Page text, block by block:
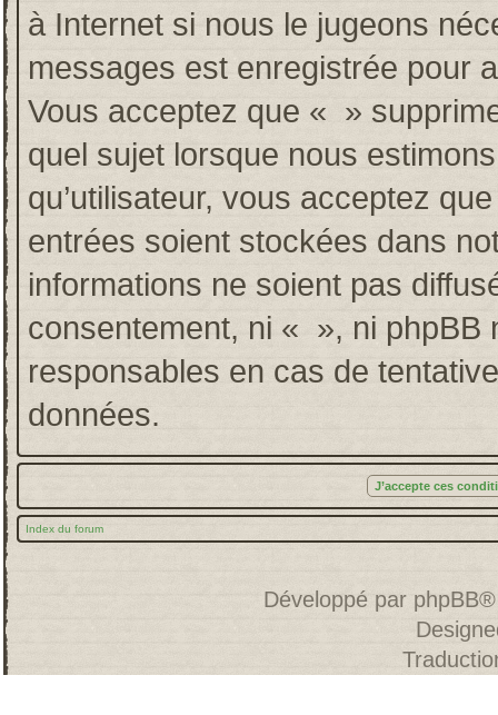
à Internet si nous le jugeons
messages est enregistrée pour
Vous acceptez que « »
quel sujet lorsque nous
qu’utilisateur, vous acceptez
entrées soient stockées dans
informations ne soient pas
consentement, ni « », ni phpBB
responsables en cas de
données.
Index du forum
Développé par phpBB®